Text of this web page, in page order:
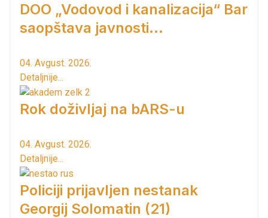
DOO „Vodovod i kanalizacija“ Bar
saopštava javnosti...
04. Avgust. 2026.
Detaljnije...
Rok doživljaj na bARS-u
04. Avgust. 2026.
Detaljnije...
Policiji prijavljen nestanak
Georgij Solomatin (21)